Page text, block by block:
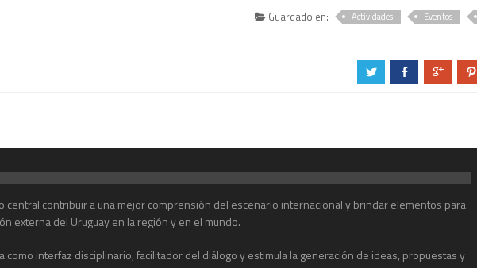
Guardado en: Actividades Eventos
a b c d
central contribuir a una mejor comprensión del escenario internacional y brindar elementos para
externa del Uruguay en la región y en el mundo.
como interfaz disciplinario, facilitador del diálogo y estimula la generación de ideas, propuestas y